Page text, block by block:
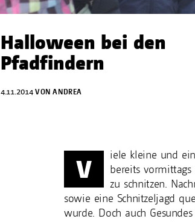
Halloween bei den
Pfadfindern
4.11.2014 VON ANDREA
V
iele kleine und
bereits
zu schnitzen.
sowie eine Schnitzeljagd
wurde. Doch auch